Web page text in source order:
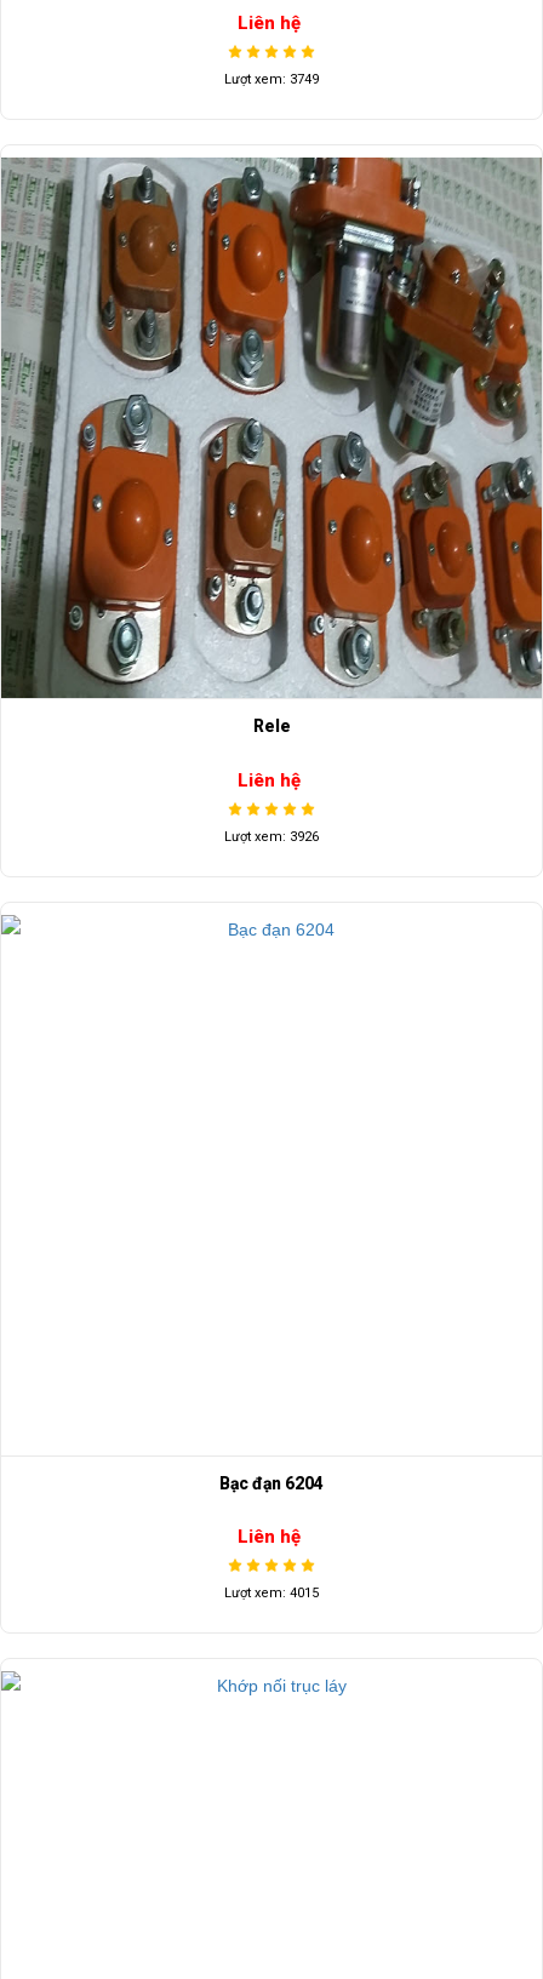
Liên hệ
Lượt xem: 3749
Rele
Liên hệ
Lượt xem: 3926
Bạc đạn 6204
Liên hệ
Lượt xem: 4015